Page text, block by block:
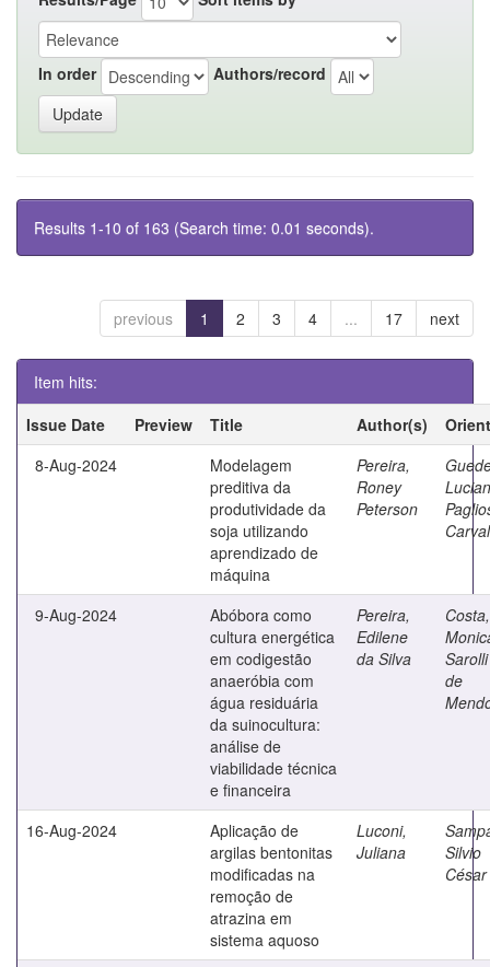
In order Authors/record
Results 1-10 of 163 (Search time: 0.01 seconds).
previous 1 2 3 4 ... 17 next
Item hits:
Issue Date
Preview Title Author(s)
8-Aug-2024
Modelagem
preditiva da
produtividade da
soja utilizando
aprendizado de
máquina
Pereira,
Roney
Peterson
9-Aug-2024
Abóbora como
cultura energética
em codigestão
anaeróbia com
água residuária
da suinocultura:
análise de
viabilidade técnica
e financeira
Pereira,
Edilene
da Silva
Costa,
de
16-Aug-2024
Aplicação de
argilas bentonitas
modificadas na
remoção de
atrazina em
sistema aquoso
Luconi,
Juliana
Silvio
César